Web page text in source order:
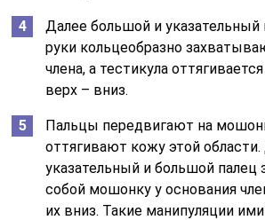
Далее большой и
руки кольцеобразно
члена, а тестикула
верх – вниз.
Пальцы передвигают на
оттягивают кожу этой
указательный и большой палец
собой мошонку у основания
их вниз. Такие манипуляции